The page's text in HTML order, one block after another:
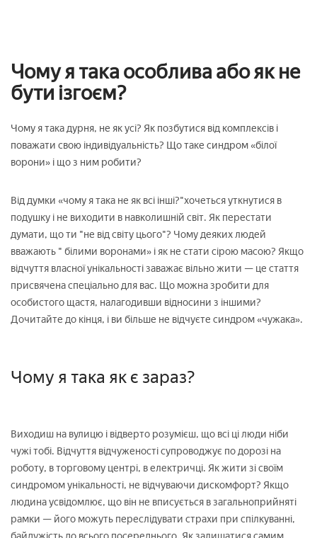
Чому я така особлива або як не
бути ізгоєм?
Чому я така дурня, не як усі? Як позбутися від комплексів і
поважати свою індивідуальність? Що таке синдром «білої
ворони» і що з ним робити?
Від думки «чому я така не як всі інші?"хочеться уткнутися в
подушку і не виходити в навколишній світ. Як перестати
думати, що ти "не від світу цього"? Чому деяких людей
вважають " білими воронами» і як не стати сірою масою? Якщо
відчуття власної унікальності заважає вільно жити — це стаття
присвячена спеціально для вас. Що можна зробити для
особистого щастя, налагодивши відносини з іншими?
Дочитайте до кінця, і ви більше не відчуєте синдром «чужака».
Чому я така як є зараз?
Виходиш на вулицю і відверто розумієш, що всі ці люди ніби
чужі тобі. Відчуття відчуженості супроводжує по дорозі на
роботу, в торговому центрі, в електричці. Як жити зі своїм
синдромом унікальності, не відчуваючи дискомфорт? Якщо
людина усвідомлює, що він не вписується в загальноприйняті
рамки — його можуть переслідувати страхи при спілкуванні,